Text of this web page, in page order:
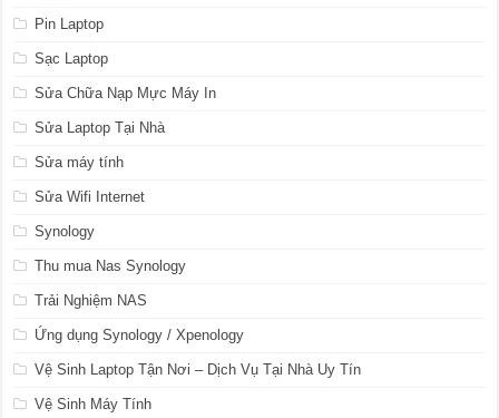
Pin Laptop
Sạc Laptop
Sửa Chữa Nạp Mực Máy In
Sửa Laptop Tại Nhà
Sửa máy tính
Sửa Wifi Internet
Synology
Thu mua Nas Synology
Trải Nghiệm NAS
Ứng dụng Synology / Xpenology
Vệ Sinh Laptop Tận Nơi – Dịch Vụ Tại Nhà Uy Tín
Vệ Sinh Máy Tính